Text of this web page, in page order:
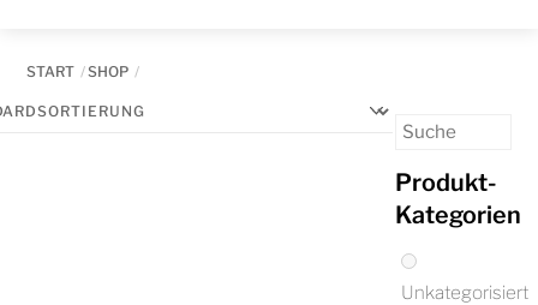
START SHOP
Produkt-
Kategorien
Unkategorisiert